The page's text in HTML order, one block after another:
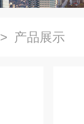
> 产品展示